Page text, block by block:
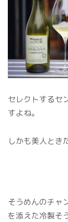
セレクトするセ
すよね。
しかも美人とき
そうめんのチャ
を添えた冷製そ